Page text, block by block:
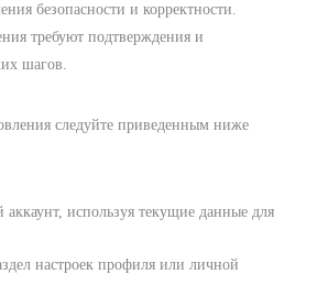
безопасности и корректности.
требуют подтверждения и
шагов.
следуйте приведенным ниже
аккаунт, используя текущие данные для
настроек профиля или личной